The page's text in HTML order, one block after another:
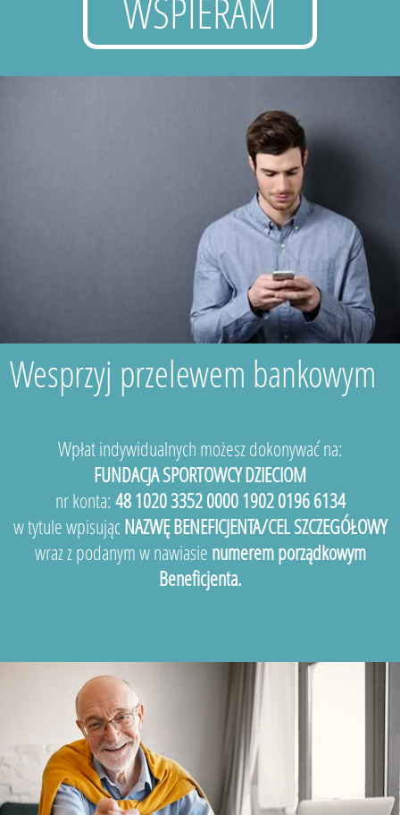
WSPIERAM
Wesprzyj przelewem bankowym
Wpłat indywidualnych możesz dokonywać na:
FUNDACJA SPORTOWCY DZIECIOM
nr konta: 48 1020 3352 0000 1902 0196 6134
w tytule wpisującNAZWĘ BENEFICJENTA/CEL SZCZEGÓŁOWY
wraz z podanym w nawiasie numerem porządkowym
Beneficjenta.